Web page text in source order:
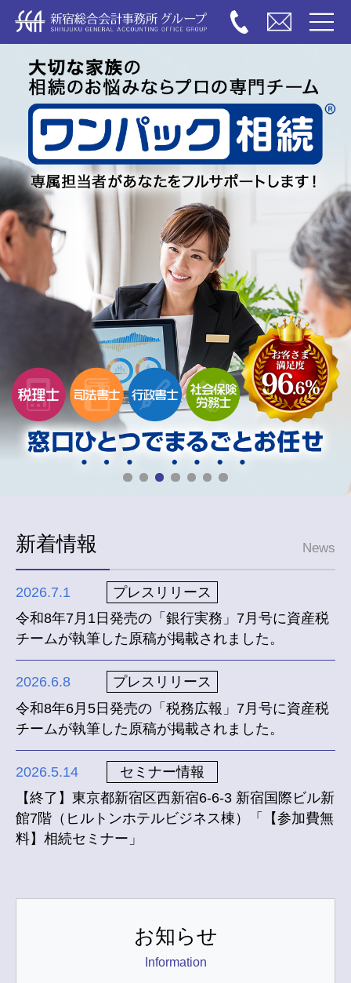
新着情報 News
2026.7.1
プレスリリース
令和8年7月1日発売の「銀行実務」7月号に資産税
チームが執筆した原稿が掲載されました。
2026.6.8
プレスリリース
令和8年6月5日発売の「税務広報」7月号に資産税
チームが執筆した原稿が掲載されました。
2026.5.14
セミナー情報
【終了】 東京都新宿区西新宿6-6-3 新宿国際ビル新
館7階（ヒルトンホテルビジネス棟）
「【参加費無
料】相続セミナー」
お知らせ
Information